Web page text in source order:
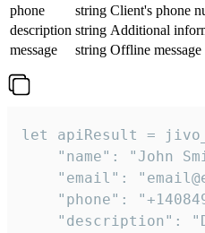
phone
string Client's phone
description string Additional
message
string Offline message
let apiResult =
"name": "John
"email":
"phone":
"description":